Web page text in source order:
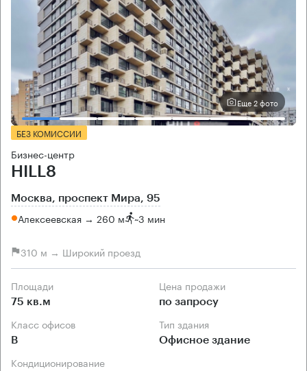
Еще 2 фото
БЕЗ КОМИССИИ
Бизнес-центр
HILL8
Москва, проспект Мира, 95
Алексеевская → 260 м ~3 мин
310 м → Широкий проезд
Площади
75 кв.м
Цена продажи
по запросу
Класс офисов
B
Тип здания
Офисное здание
Кондиционирование